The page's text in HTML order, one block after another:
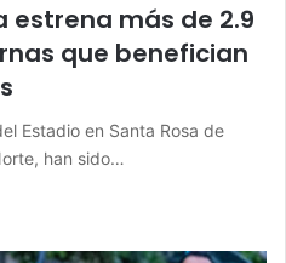
estrena más de 2.9
que benefician
Estadio en Santa Rosa de
han sido…